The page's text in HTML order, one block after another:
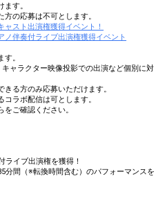
す。
の応募は不可とします。
スト出演権獲得イベント！
ノ伴奏付ライブ出演権獲得イベント
。
ャラクター映像投影での出演など個別に対
る方のみ応募いただけます。
ラボ配信は可とします。
ご確認ください。
イブ出演権を獲得！
分間（※転換時間含む）のパフォーマンスを